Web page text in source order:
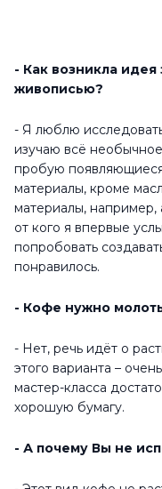
- Как возникла
живописью?
- Я люблю
изучаю всё
пробую
материалы, кроме
материалы,
от кого я впервые
попробовать
понравилось.
- Кофе нужно
- Нет, речь идёт о
этого варианта –
мастер-класса
хорошую бумагу.
- А почему Вы не